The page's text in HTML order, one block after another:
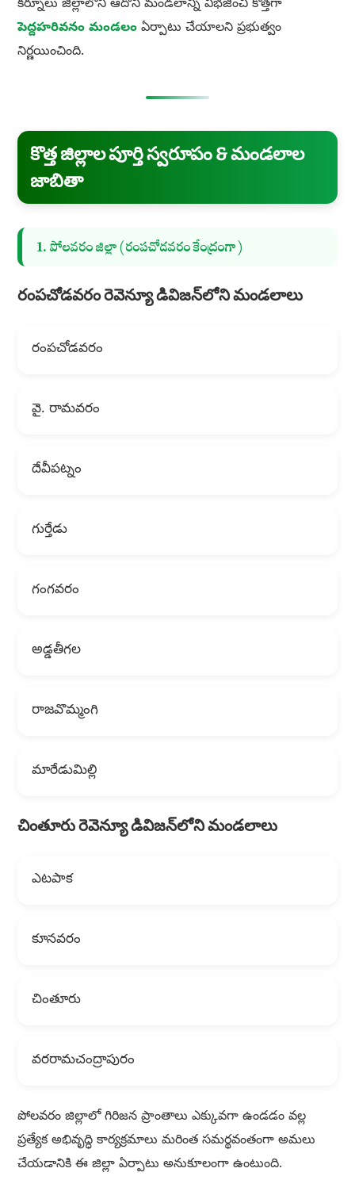
కర్నూలు జిల్లాలోని ఆదోని మండలాన్ని విభజించి కొత్తగా
పెద్దహరివనం మండలంఏర్పాటు చేయాలని ప్రభుత్వం
నిర్ణయించింది.
కొత్త జిల్లాల పూర్తి స్వరూపం & మండలాల
జాబితా
1. పోలవరం జిల్లా (రంపచోడవరం కేంద్రంగా)
రంపచోడవరం రెవెన్యూ డివిజన్‌లోని మండలాలు
రంపచోడవరం
వై. రామవరం
దేవీపట్నం
గుర్తేడు
గంగవరం
అడ్డతీగల
రాజవొమ్మంగి
మారేడుమిల్లి
చింతూరు రెవెన్యూ డివిజన్‌లోని మండలాలు
ఎటపాక
కూనవరం
చింతూరు
వరరామచంద్రాపురం
పోలవరం జిల్లాలో గిరిజన ప్రాంతాలు ఎక్కువగా ఉండడం వల్ల
ప్రత్యేక అభివృద్ధి కార్యక్రమాలు మరింత సమర్థవంతంగా అమలు
చేయడానికి ఈ జిల్లా ఏర్పాటు అనుకూలంగా ఉంటుంది.